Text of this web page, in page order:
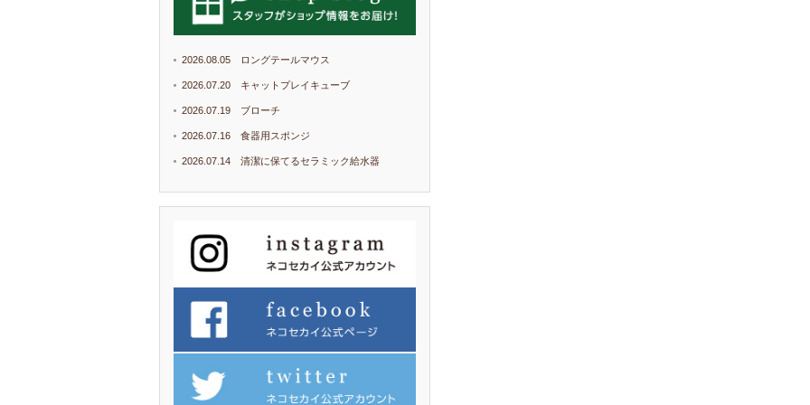
2026.08.05 ロングテールマウス
2026.07.20 キャットプレイキューブ
2026.07.19 ブローチ
2026.07.16 食器用スポンジ
2026.07.14 清潔に保てるセラミック給水器